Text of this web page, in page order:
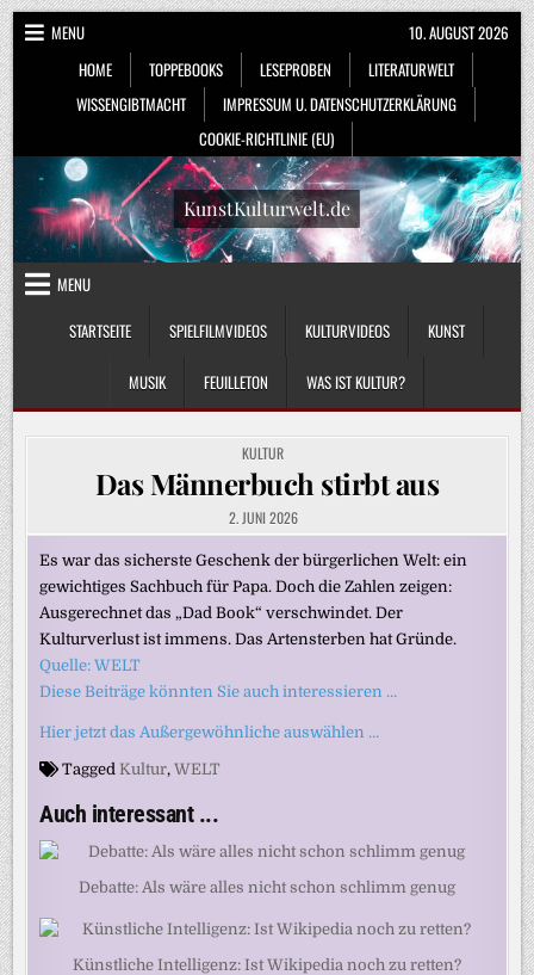
Skip
to
content
MENU
HOME
TOPPEBOOKS LESEPROBEN
LITERATURWELT
WISSENGIBTMACHT
IMPRESSUM U. DATENSCHUTZERKLÄRUNG
COOKIE-RICHTLINIE (EU)
10. AUGUST 2026
KunstKulturwelt.de
MENU
STARTSEITE
SPIELFILMVIDEOS KULTURVIDEOS KUNST
MUSIK FEUILLETON WAS IST KULTUR?
POSTED
IN
KULTUR
Das Männerbuch stirbt aus
2. JUNI 2026
Es war das sicherste Geschenk der bürgerlichen Welt: ein
gewichtiges Sachbuch für Papa. Doch die Zahlen zeigen:
Ausgerechnet das „Dad Book“ verschwindet. Der
Kulturverlust ist immens. Das Artensterben hat Gründe.
Quelle: WELT
Diese Beiträge könnten Sie auch interessieren …
Hier jetzt das Außergewöhnliche auswählen …
Tagged Kultur,WELT
Auch interessant ...
Debatte: Als wäre alles nicht schon schlimm genug
Künstliche Intelligenz: Ist Wikipedia noch zu retten?